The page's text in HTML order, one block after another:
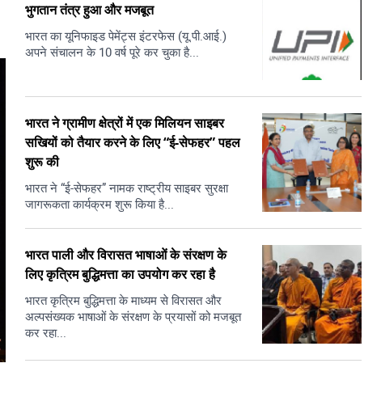
भुगतान तंत्र हुआ और मजबूत
भारत का यूनिफाइड पेमेंट्स इंटरफेस (यू.पी.आई.)
अपने संचालन के 10 वर्ष पूरे कर चुका है...
भारत ने ग्रामीण क्षेत्रों में एक मिलियन साइबर
सखियों को तैयार करने के लिए “ई-सेफहर” पहल
शुरू की
भारत ने “ई-सेफहर” नामक राष्ट्रीय साइबर सुरक्षा
जागरूकता कार्यक्रम शुरू किया है...
भारत पाली और विरासत भाषाओं के संरक्षण के
लिए कृत्रिम बुद्धिमत्ता का उपयोग कर रहा है
भारत कृत्रिम बुद्धिमत्ता के माध्यम से विरासत और
अल्पसंख्यक भाषाओं के संरक्षण के प्रयासों को मजबूत
कर रहा...